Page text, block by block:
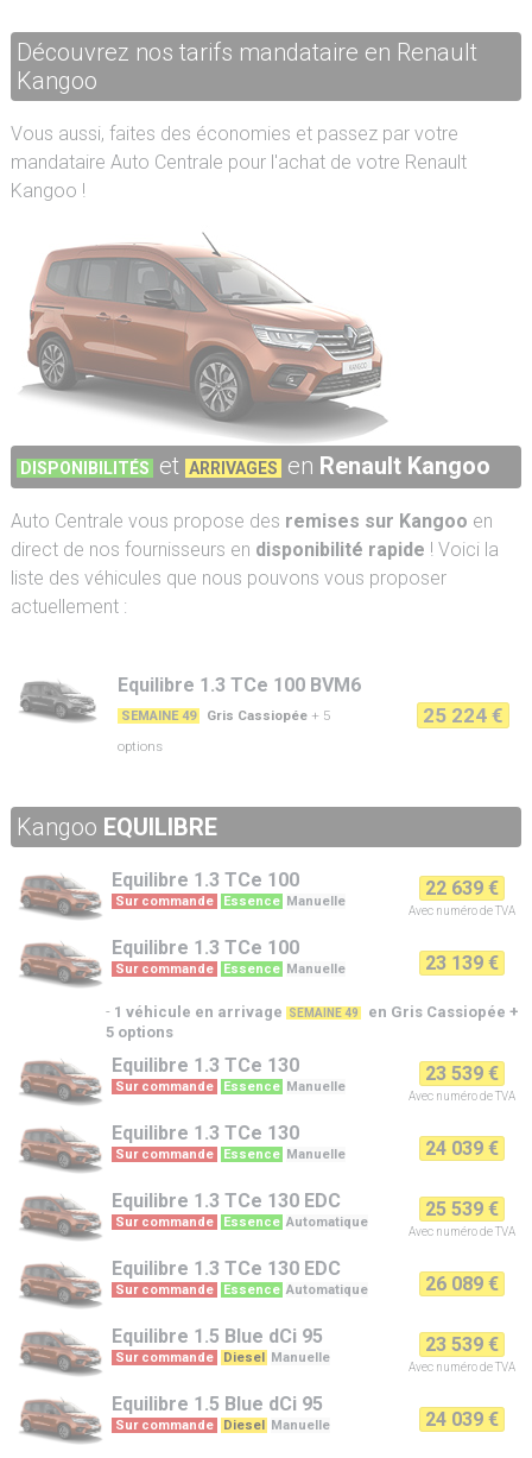
Découvrez nos tarifs mandataire en Renault
Kangoo
Vous aussi, faites des économies et passez par votre
mandataire Auto Centrale pour l'achat de votre Renault
Kangoo !
DISPONIBILITÉS et ARRIVAGES en Renault Kangoo
Auto Centrale vous propose des remises sur Kangoo en
direct de nos fournisseurs en disponibilité rapide ! Voici la
liste des véhicules que nous pouvons vous proposer
actuellement :
Equilibre 1.3 TCe 100 BVM6
SEMAINE 49 Gris Cassiopée + 5
options
25 224 €
Kangoo EQUILIBRE
Equilibre 1.3 TCe 100
Sur commande Essence Manuelle
22 639 €
Avec numéro de TVA
Equilibre 1.3 TCe 100
Sur commande Essence Manuelle 23 139 €
- 1 véhicule en arrivage SEMAINE 49 en Gris Cassiopée +
5 options
Equilibre 1.3 TCe 130
Sur commande Essence Manuelle
23 539 €
Avec numéro de TVA
Equilibre 1.3 TCe 130
Sur commande Essence Manuelle 24 039 €
Equilibre 1.3 TCe 130 EDC
Sur commande Essence Automatique
25 539 €
Avec numéro de TVA
Equilibre 1.3 TCe 130 EDC
Sur commande Essence Automatique 26 089 €
Equilibre 1.5 Blue dCi 95
Sur commande Diesel Manuelle
23 539 €
Avec numéro de TVA
Equilibre 1.5 Blue dCi 95
Sur commande Diesel Manuelle 24 039 €